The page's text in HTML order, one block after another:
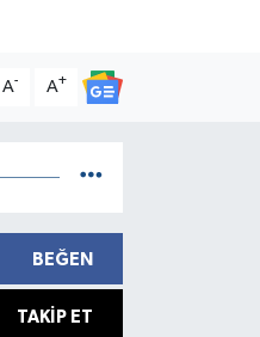
A- A+
BEĞEN
TAKIP ET